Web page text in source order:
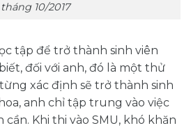
tháng 10/2017
tập để trở thành sinh viên
đối với anh, đó là một thử
xác định sẽ trở thành sinh
anh chỉ tập trung vào việc
Khi thi vào SMU, khó khăn